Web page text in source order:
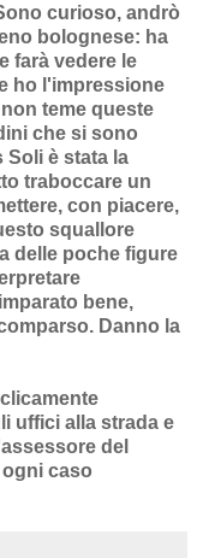
curioso, andrò
bolognese: ha
farà vedere le
ho l'impressione
teme queste
che si sono
Soli è stata la
traboccare un
con piacere,
squallore
delle poche figure
bene,
Danno la
uffici alla strada e
del
caso